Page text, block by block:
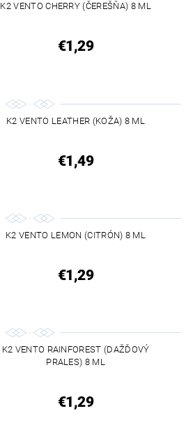
K2 VENTO CHERRY (ČEREŠŇA) 8 ML
€1,29
K2 VENTO LEATHER (KOŽA) 8 ML
€1,49
K2 VENTO LEMON (CITRÓN) 8 ML
€1,29
K2 VENTO RAINFOREST (DAŽĎOVÝ
PRALES) 8 ML
€1,29